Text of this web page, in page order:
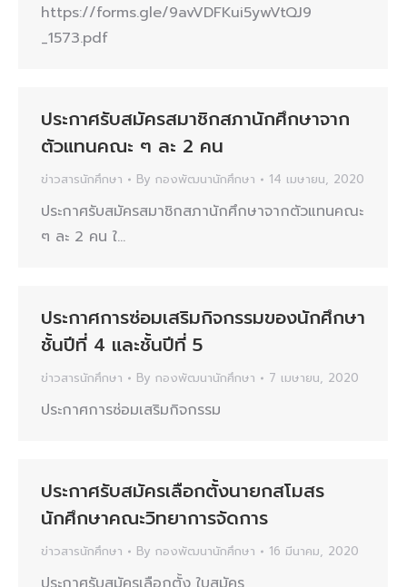
https://forms.gle/9avVDFKui5ywVtQJ9
_1573.pdf
ประกาศรับสมัครสมาชิกสภานักศึกษาจาก
ตัวแทนคณะ ๆ ละ 2 คน
ข่าวสารนักศึกษา By กองพัฒนานักศึกษา 14 เมษายน, 2020
ประกาศรับสมัครสมาชิกสภานักศึกษาจากตัวแทนคณะ
ๆ ละ 2 คน ใ…
ประกาศการซ่อมเสริมกิจกรรมของนักศึกษา
ชั้นปีที่ 4 และชั้นปีที่ 5
ข่าวสารนักศึกษา By กองพัฒนานักศึกษา 7 เมษายน, 2020
ประกาศการซ่อมเสริมกิจกรรม
ประกาศรับสมัครเลือกตั้งนายกสโมสร
นักศึกษาคณะวิทยาการจัดการ
ข่าวสารนักศึกษา By กองพัฒนานักศึกษา 16 มีนาคม, 2020